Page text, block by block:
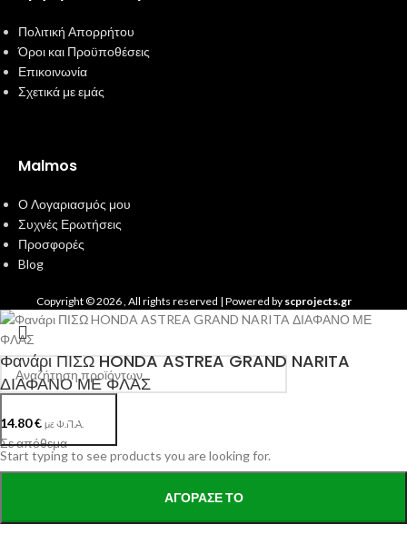
Πολιτική Απορρήτου
Όροι και Προϋποθέσεις
Επικοινωνία
Σχετικά με εμάς
Malmos
Ο Λογαριασμός μου
Συχνές Ερωτήσεις
Προσφορές
Blog
Copyright ©2026, All rights reserved | Powered by scprojects.gr
Search
Start typing to see products you are looking for.
Φανάρι ΠΙΣΩ HONDA ASTREA GRAND NARITA
ΔΙΑΦΑΝΟ ΜΕ ΦΛΑΣ
14.80€ με Φ.Π.Α.
Σε απόθεμα
ΑΓΌΡΑΣΕ ΤΟ